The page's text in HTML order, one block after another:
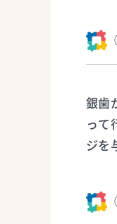
銀歯
って
ジを